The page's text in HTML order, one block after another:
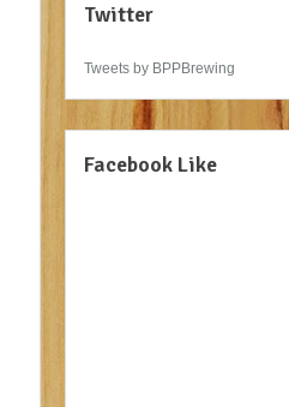
Twitter
Tweets by BPPBrewing
Facebook Like